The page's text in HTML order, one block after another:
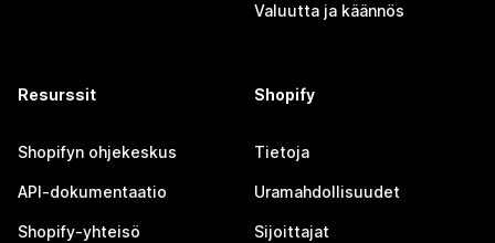
Valuutta ja käännös
Resurssit
Shopifyn ohjekeskus
API-dokumentaatio
Shopify-yhteisö
Shopify
Tietoja
Uramahdollisuudet
Sijoittajat